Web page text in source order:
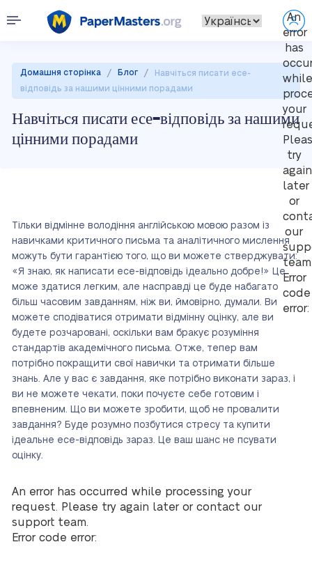
An
error
has
while
your
try
again
later
or
our
Error
code
error:
Домашня сторінка / Блог /
Навчіться писати есе-
відповідь за нашими цінними порадами
Навчіться писати есе-відповідь за нашими
цінними порадами
Тільки відмінне володіння англійською мовою разом із
навичками критичного письма та аналітичного мислення
можуть бути гарантією того, що ви можете стверджувати:
«Я знаю, як написати есе-відповідь ідеально добре!» Це
може здатися легким, але насправді це буде набагато
більш часовим завданням, ніж ви, ймовірно, думали. Ви
можете сподіватися отримати відмінну оцінку, але ви
будете розчаровані, оскільки вам бракує розуміння
стандартів академічного письма. Отже, тепер вам
потрібно покращити свої навички та отримати більше
знань. Але у вас є завдання, яке потрібно виконати зараз, і
ви не можете чекати, поки почуєте себе готовим і
впевненим. Що ви можете зробити, щоб не провалити
завдання? Буде розумно позбутися стресу та купити
ідеальне есе-відповідь зараз. Це ваш шанс не псувати
оцінку.
An error has occurred while processing your
request. Please try again later or contact our
support team.
Error code error: